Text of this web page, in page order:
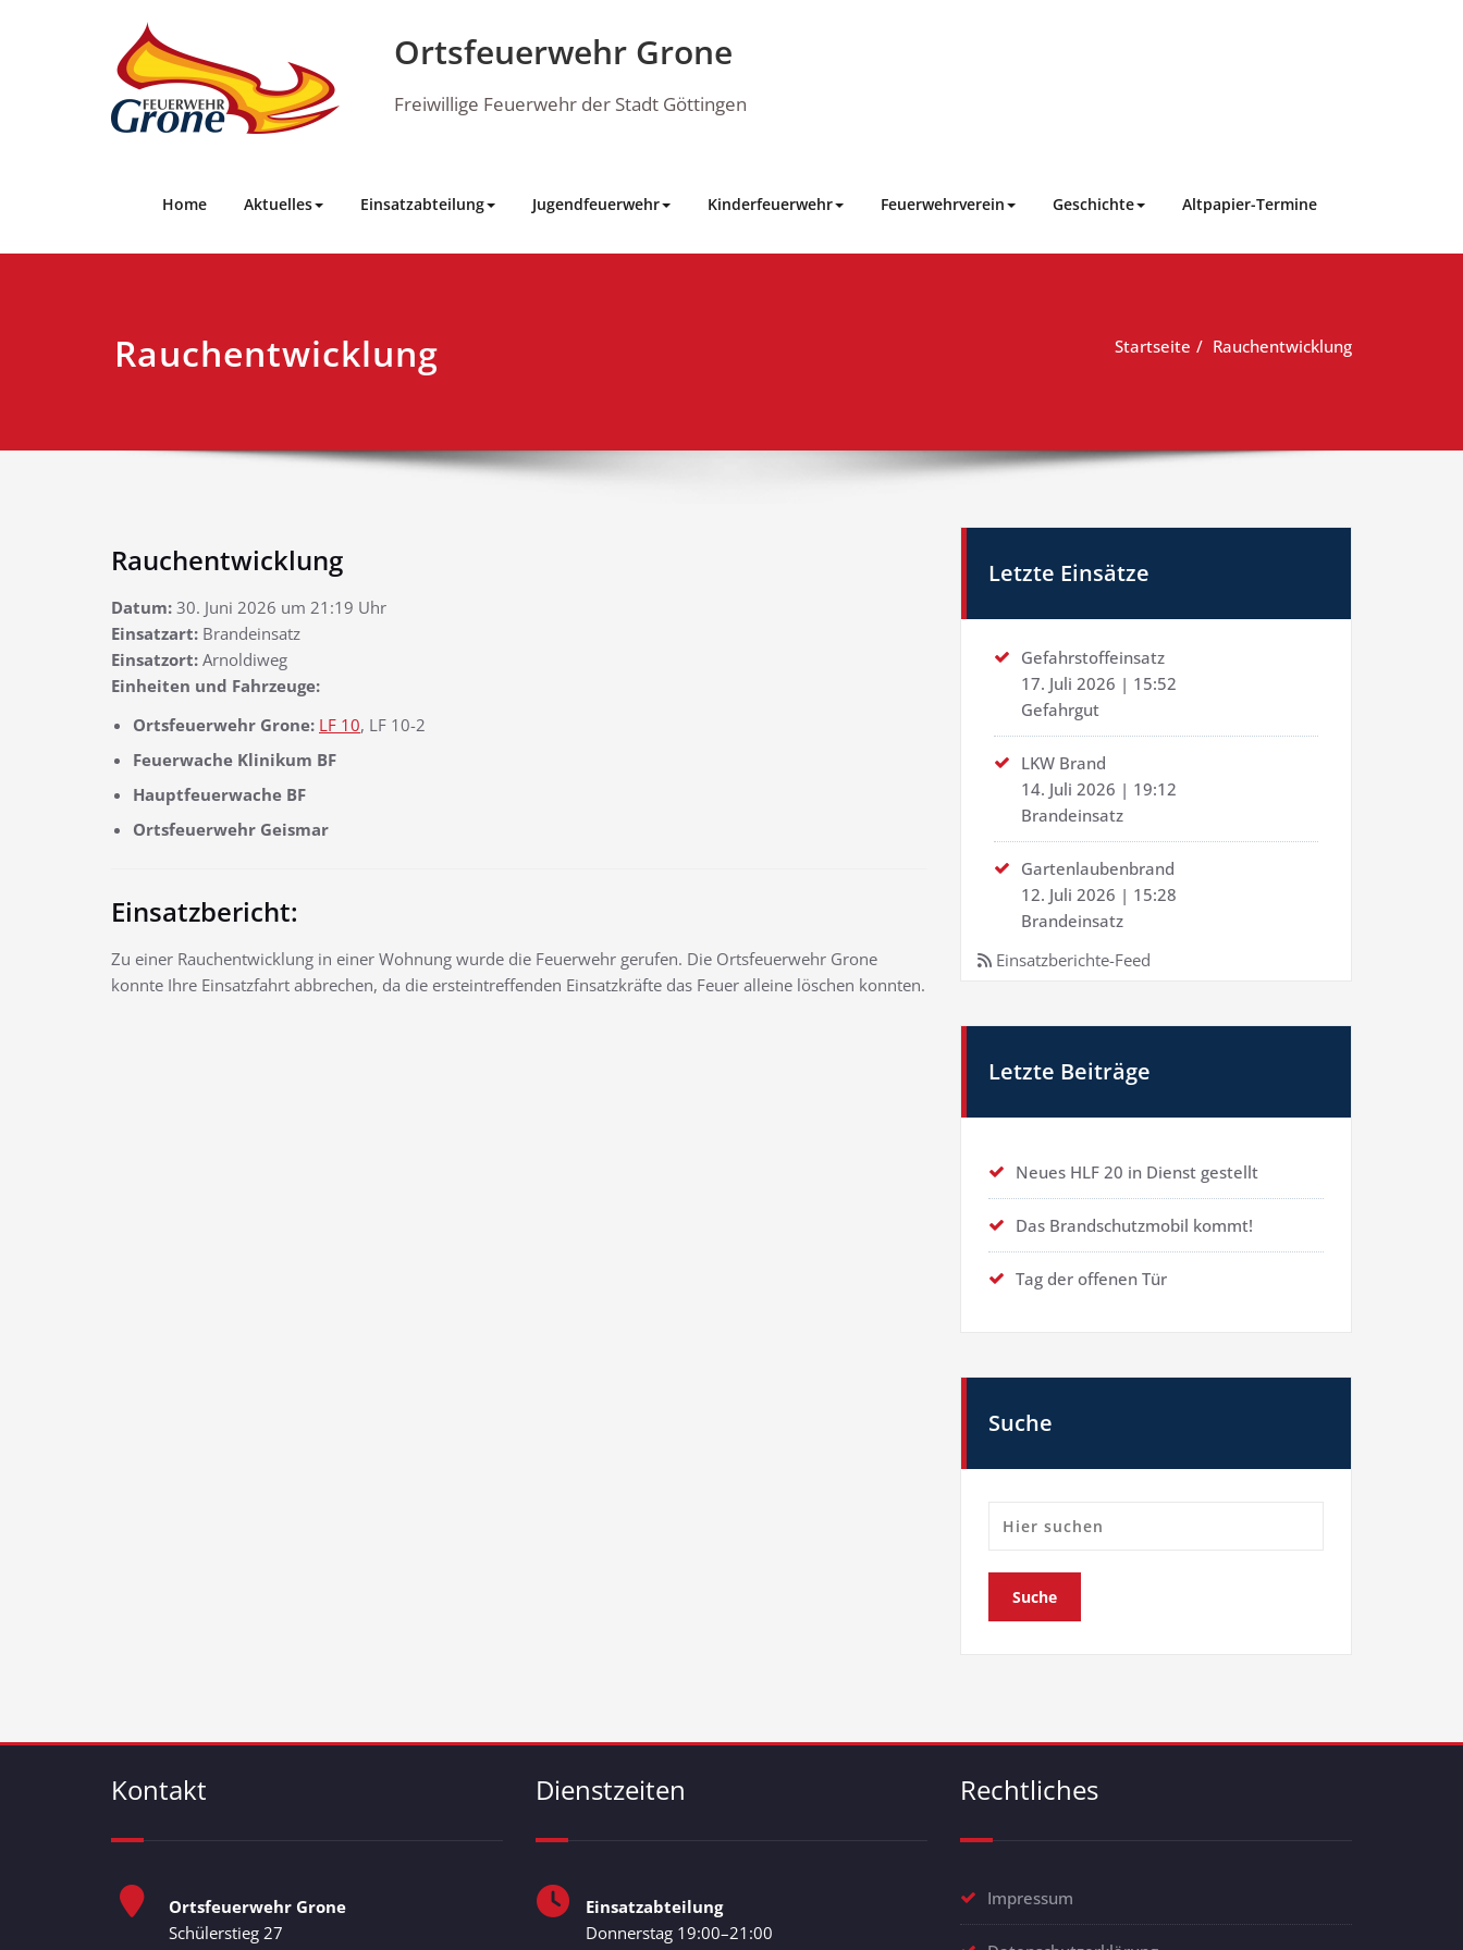
Ortsfeuerwehr Grone
Freiwillige Feuerwehr der Stadt Göttingen
Home Aktuelles Einsatzabteilung Jugendfeuerwehr Kinderfeuerwehr Feuerwehrverein Geschichte Altpapier-Termine
Rauchentwicklung Startseite Rauchentwicklung
Rauchentwicklung
Datum: 30. Juni 2026 um 21:19 Uhr
Einsatzart: Brandeinsatz
Einsatzort: Arnoldiweg
Einheiten und Fahrzeuge:
Ortsfeuerwehr Grone: LF 10, LF 10-2
Feuerwache Klinikum BF
Hauptfeuerwache BF
Ortsfeuerwehr Geismar
Einsatzbericht:
Zu einer Rauchentwicklung in einer Wohnung wurde die Feuerwehr gerufen. Die Ortsfeuerwehr Grone
konnte Ihre Einsatzfahrt abbrechen, da die ersteintreffenden Einsatzkräfte das Feuer alleine löschen konnten.
Letzte Einsätze
Gefahrstoffeinsatz
17. Juli 2026 | 15:52
Gefahrgut
LKW Brand
14. Juli 2026 | 19:12
Brandeinsatz
Gartenlaubenbrand
12. Juli 2026 | 15:28
Brandeinsatz
Einsatzberichte-Feed
Letzte Beiträge
Neues HLF 20 in Dienst gestellt
Das Brandschutzmobil kommt!
Tag der offenen Tür
Suche
Kontakt
Ortsfeuerwehr Grone
Schülerstieg 27
Dienstzeiten
Einsatzabteilung
Donnerstag 19:00–21:00
Rechtliches
Impressum